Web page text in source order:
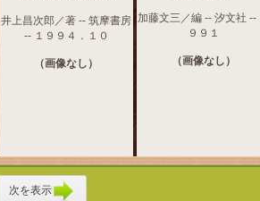
井上昌次郎／著 -- 筑摩書房
-- １９９４．１０
（画像なし）
加藤文三／編 -- 汐文社 --
９９１
（画像なし）
次を表示